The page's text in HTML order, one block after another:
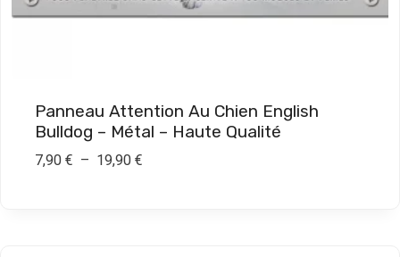
€
,
9
0
Panneau Attention Au Chien English
Bulldog – Métal – Haute Qualité
7,90 € – 19,90 €P